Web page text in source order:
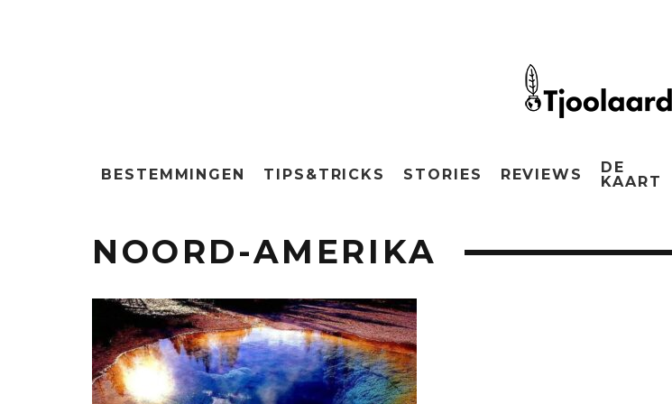
BESTEMMINGEN TIPS&TRICKS STORIES REVIEWS
DE
KAART
NOORD-AMERIKA